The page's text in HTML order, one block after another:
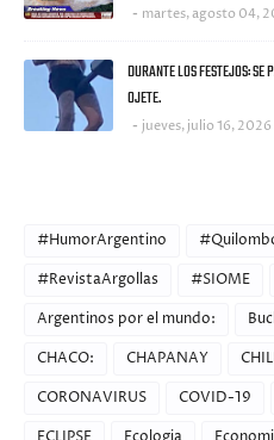
martes, agosto 04,
DURANTE LOS FESTEJOS: SE
OJETE.
jueves, julio 16, 2026
#HumorArgentino
#RevistaArgollas
#SIOME
Argentinos por el mundo:
CHACO:
CHAPANAY
CORONAVIRUS
COVID-19